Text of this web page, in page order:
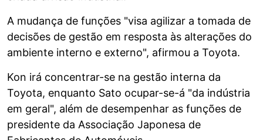
A mudança de funções "visa agilizar a tomada de
decisões de gestão em resposta às alterações do
ambiente interno e externo", afirmou a Toyota.
Kon irá concentrar-se na gestão interna da
Toyota, enquanto Sato ocupar-se-á "da indústria
em geral", além de desempenhar as funções de
presidente da Associação Japonesa de